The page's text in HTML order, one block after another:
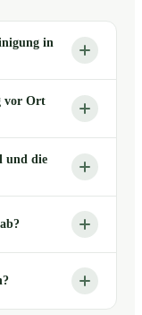
in
vor Ort
und die